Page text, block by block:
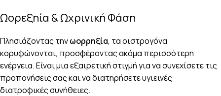
Ωορεξηία & Ωχρινική Φάση
Πλησιάζοντας τηνωορρηξία, τα οιστρογόνα
κορυφώνονται, προσφέροντας ακόμα περισσότερη
ενέργεια. Είναι μια εξαιρετική στιγμή για να συνεχίσετε τις
προπονήσεις σας και να διατηρήσετε υγιεινές
διατροφικές συνήθειες.